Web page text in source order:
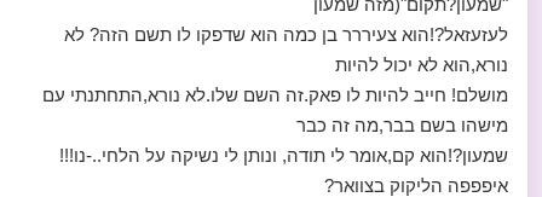
"שמעון?תקום"(מזה שמעון
לעזעזאל?!הוא צעיררר בן כמה הוא שדפקו לו תשם הזה? לא
נורא,הוא לא יכול להיות
מושלם! חייב להיות לו פאק.זה השם שלו.לא נורא,התחתנתי עם
מישהו בשם בבר,מה זה כבר
שמעון?!הוא קם,אומר לי תודה, ונותן לי נשיקה על הלחי..-נו!!!
איפפפה הליקוק בצוואר?